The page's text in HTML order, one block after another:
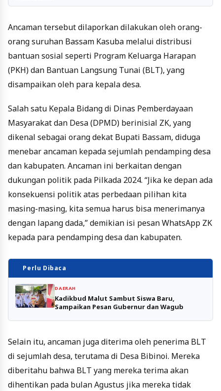
Ancaman tersebut dilaporkan dilakukan oleh orang-
orang suruhan Bassam Kasuba melalui distribusi
bantuan sosial seperti Program Keluarga Harapan
(PKH) dan Bantuan Langsung Tunai (BLT), yang
disampaikan oleh para kepala desa.
Salah satu Kepala Bidang di Dinas Pemberdayaan
Masyarakat dan Desa (DPMD) berinisial ZK, yang
dikenal sebagai orang dekat Bupati Bassam, diduga
menebar ancaman kepada sejumlah pendamping desa
dan kabupaten. Ancaman ini berkaitan dengan
dukungan politik pada Pilkada 2024. “Jika ke depan ada
konsekuensi politik atas perbedaan pilihan kita
masing-masing, kita semua harus bisa menerimanya
dengan lapang dada,” demikian isi pesan WhatsApp ZK
kepada para pendamping desa dan kabupaten.
Perlu Dibaca
DAERAH
Kadikbud Malut Sambut Siswa Baru,
Sampaikan Pesan Gubernur dan Wagub
Selain itu, ancaman juga diterima oleh penerima BLT
di sejumlah desa, terutama di Desa Bibinoi. Mereka
diberitahu bahwa BLT yang mereka terima akan
dihentikan pada bulan Agustus jika mereka tidak